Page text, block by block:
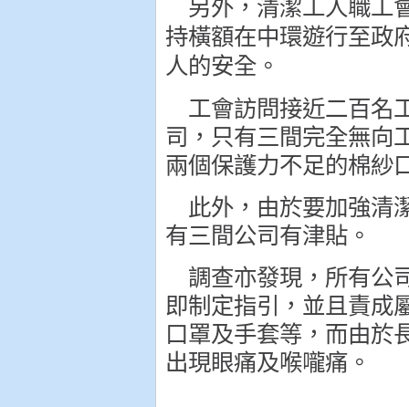
另外，清潔工人職工
持橫額在中環遊行至政
人的安全。
工會訪問接近二百名
司，只有三間完全無向
兩個保護力不足的棉紗
此外，由於要加強清
有三間公司有津貼。
調查亦發現，所有公
即制定指引，並且責成
口罩及手套等，而由於
出現眼痛及喉嚨痛。